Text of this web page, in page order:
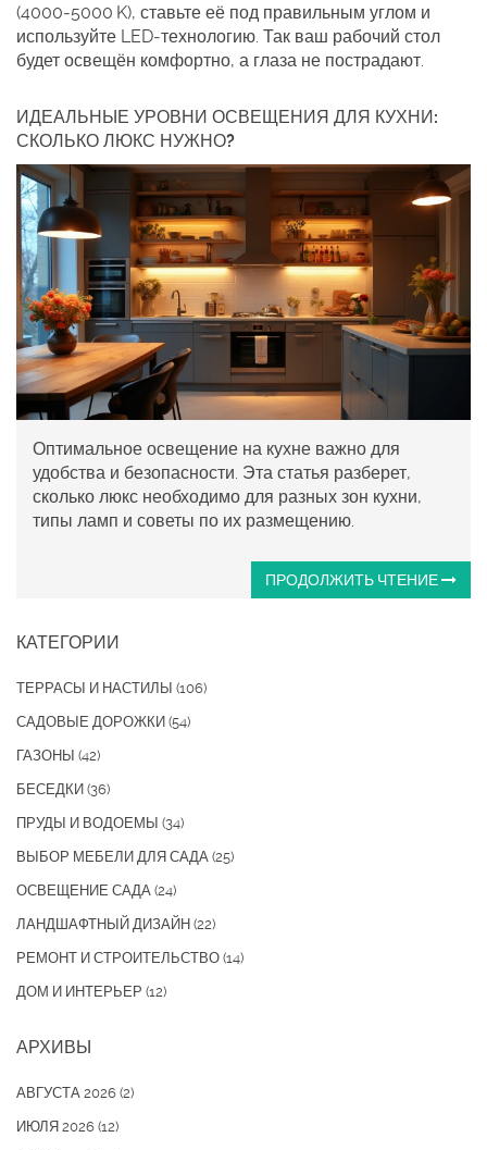
(4000‑5000 K), ставьте её под правильным углом и
используйте LED‑технологию. Так ваш рабочий стол
будет освещён комфортно, а глаза не пострадают.
ИДЕАЛЬНЫЕ УРОВНИ ОСВЕЩЕНИЯ ДЛЯ КУХНИ:
СКОЛЬКО ЛЮКС НУЖНО?
Оптимальное освещение на кухне важно для
удобства и безопасности. Эта статья разберет,
сколько люкс необходимо для разных зон кухни,
типы ламп и советы по их размещению.
ПРОДОЛЖИТЬ ЧТЕНИЕ
КАТЕГОРИИ
ТЕРРАСЫ И НАСТИЛЫ (106)
САДОВЫЕ ДОРОЖКИ (54)
ГАЗОНЫ (42)
БЕСЕДКИ (36)
ПРУДЫ И ВОДОЕМЫ (34)
ВЫБОР МЕБЕЛИ ДЛЯ САДА (25)
ОСВЕЩЕНИЕ САДА (24)
ЛАНДШАФТНЫЙ ДИЗАЙН (22)
РЕМОНТ И СТРОИТЕЛЬСТВО (14)
ДОМ И ИНТЕРЬЕР (12)
АРХИВЫ
АВГУСТА 2026 (2)
ИЮЛЯ 2026 (12)